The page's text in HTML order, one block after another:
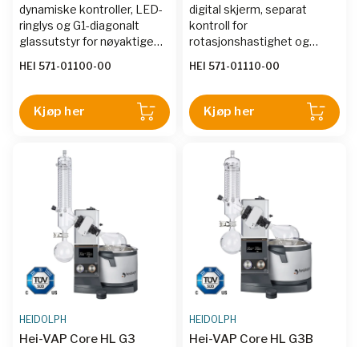
dynamiske kontroller, LED-
ringlys og G1-diagonalt
glassutstyr for nøyaktige
HEI 571-01100-00
Kjøp her
digital skjerm, separat
kontroll for
rotasjonshastighet og
låsefunksjon og LED-lys for
HEI 571-01110-00
Kjøp her
HEIDOLPH
Hei-VAP Core HL G3
HEIDOLPH
Hei-VAP Core HL G3B